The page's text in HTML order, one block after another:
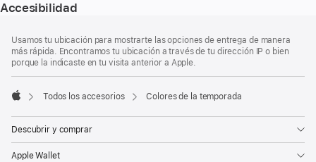
Accesibilidad
de
página
a
pie
de
Usamos tu ubicación para mostrarte las opciones de entrega de manera
más rápida. Encontramos tu ubicación a través de tu dirección IP o bien
porque la indicaste en tu visita anterior a Apple.
Todos los accesorios Colores de la temporada
Descubrir y comprar
Apple Wallet